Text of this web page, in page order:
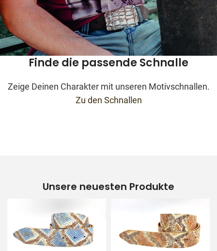
Finde die passende Schnalle
Zeige Deinen Charakter mit unseren Motivschnallen.
Zu den Schnallen
Unsere neuesten Produkte